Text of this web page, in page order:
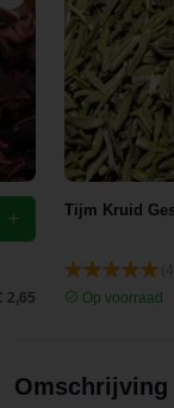
2,65
Tijm Kruid
Op voorraad
Omschrijving